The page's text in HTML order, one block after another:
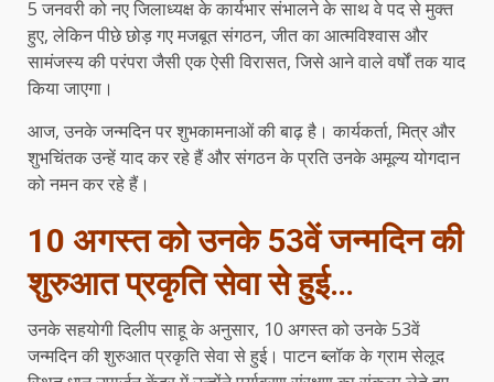
5 जनवरी को नए जिलाध्यक्ष के कार्यभार संभालने के साथ वे पद से मुक्त
हुए, लेकिन पीछे छोड़ गए मजबूत संगठन, जीत का आत्मविश्वास और
सामंजस्य की परंपरा जैसी एक ऐसी विरासत, जिसे आने वाले वर्षों तक याद
किया जाएगा।
आज, उनके जन्मदिन पर शुभकामनाओं की बाढ़ है। कार्यकर्ता, मित्र और
शुभचिंतक उन्हें याद कर रहे हैं और संगठन के प्रति उनके अमूल्य योगदान
को नमन कर रहे हैं।
10 अगस्त को उनके 53वें जन्मदिन की
शुरुआत प्रकृति सेवा से हुई…
उनके सहयोगी दिलीप साहू के अनुसार, 10 अगस्त को उनके 53वें
जन्मदिन की शुरुआत प्रकृति सेवा से हुई। पाटन ब्लॉक के ग्राम सेलूद